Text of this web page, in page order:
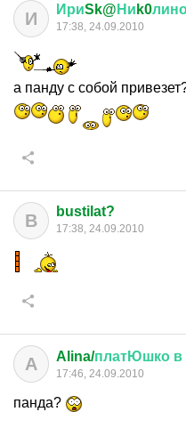
И ИриSk@ Ни k0
17:38, 24.09.2010
а панду с собой
B bustilat?
17:38, 24.09.2010
A Alina/платЮшко в
17:46, 24.09.2010
панда?